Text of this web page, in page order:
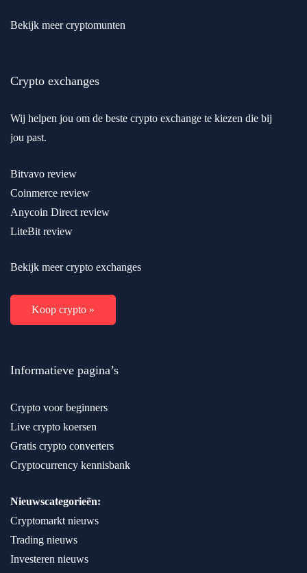
Bekijk meer cryptomunten
Crypto exchanges
Wij helpen jou om de beste crypto exchange te kiezen die bij
jou past.
Bitvavo review
Coinmerce review
Anycoin Direct review
LiteBit review
Bekijk meer crypto exchanges
Koop crypto »
Informatieve pagina’s
Crypto voor beginners
Live crypto koersen
Gratis crypto converters
Cryptocurrency kennisbank
Nieuwscategorieën:
Cryptomarkt nieuws
Trading nieuws
Investeren nieuws